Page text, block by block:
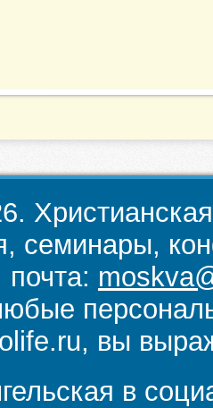
семинары,
вы
в